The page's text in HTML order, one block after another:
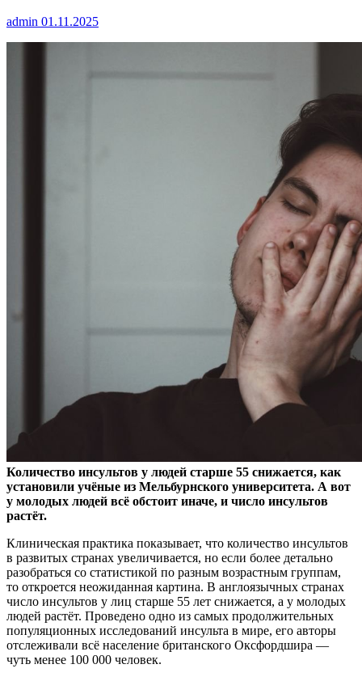
admin 01.11.2025
Количество инсультов у людей старше 55 снижается, как
установили учёные из Мельбурнского университета. А вот
у молодых людей всё обстоит иначе, и число инсультов
растёт.
Клиническая практика показывает, что количество инсультов
в развитых странах увеличивается, но если более детально
разобраться со статистикой по разным возрастным группам,
то откроется неожиданная картина. В англоязычных странах
число инсультов у лиц старше 55 лет снижается, а у молодых
людей растёт. Проведено одно из самых продолжительных
популяционных исследований инсульта в мире, его авторы
отслеживали всё население британского Оксфордшира —
чуть менее 100 000 человек.